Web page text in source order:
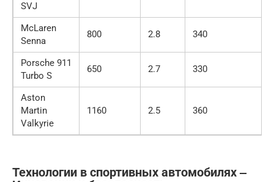
SVJ
McLaren
Senna
800 2.8 340
Porsche 911
Turbo S
650 2.7 330
Aston
Martin
Valkyrie
1160 2.5 360
Технологии в спортивных автомобилях ‒